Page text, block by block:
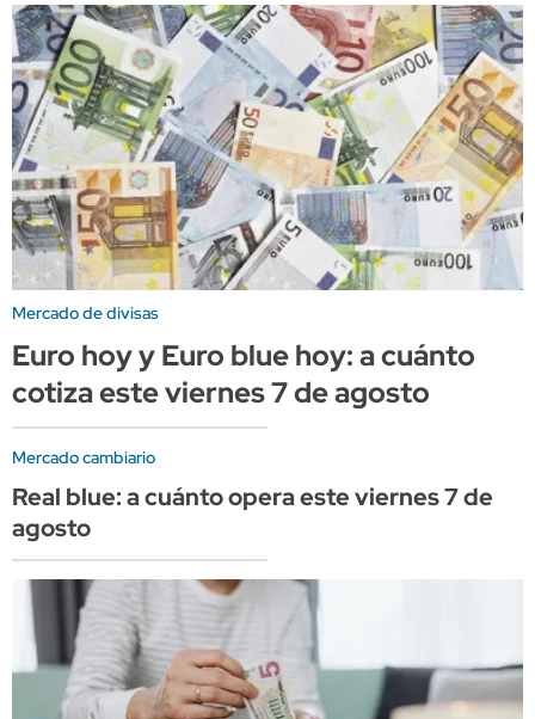
Mercado de divisas
Euro hoy y Euro blue hoy: a cuánto
cotiza este viernes 7 de agosto
Mercado cambiario
Real blue: a cuánto opera este viernes 7 de
agosto